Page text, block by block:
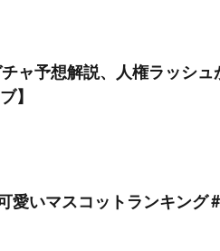
チャ予想解説、人権ラッシュ
】
愛いマスコットランキング